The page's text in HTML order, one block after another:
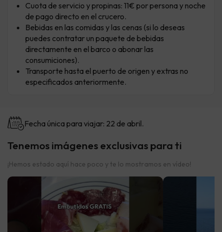
Cuota de servicio y propinas: 11€ por persona y noche
de pago directo en el crucero.
Bebidas en las comidas y las cenas (si lo deseas
puedes contratar un paquete de bebidas
directamente en el barco o abonar las
consumiciones).
Transporte hasta el puerto de origen y extras no
especificados anteriormente.
Fecha única para viajar: 22 de abril.
Tenemos imágenes exclusivas para ti
¡Hemos estado aquí hace poco y te lo mostramos en vídeo!